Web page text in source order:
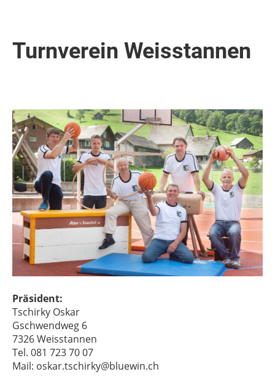
Turnverein Weisstannen
Präsident:
Tschirky Oskar
Gschwendweg 6
7326 Weisstannen
Tel. 081 723 70 07
Mail: oskar.tschirky@bluewin.ch